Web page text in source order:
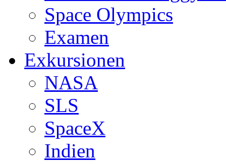
Space Olympics
Examen
Exkursionen
NASA
SLS
SpaceX
Indien